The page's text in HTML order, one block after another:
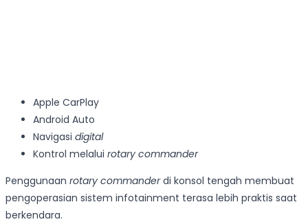
Apple CarPlay
Android Auto
Navigasi digital
Kontrol melalui rotary commander
Penggunaan rotary commanderdi konsol tengah membuat
pengoperasian sistem infotainment terasa lebih praktis saat
berkendara.